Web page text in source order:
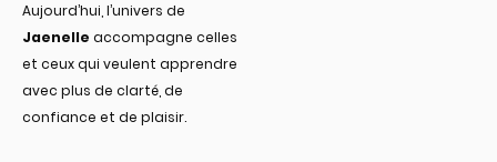
Aujourd’hui, l’univers de
Jaenelle accompagne celles
et ceux qui veulent apprendre
avec plus de clarté, de
confiance et de plaisir.